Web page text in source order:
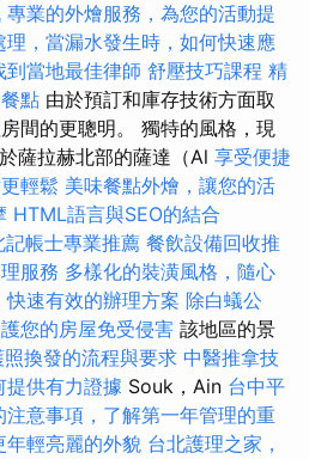
專業的外燴服務，為您的活動提
理，當漏水發生時，如何快速應
到當地最佳律師 舒壓技巧課程 精
點 由於預訂和庫存技術方面取
間的更聰明。 獨特的風格，現
薩拉赫北部的薩達（Al 享受便捷
輕鬆 美味餐點外燴，讓您的活
HTML語言與SEO的結合
記帳士專業推薦 餐飲設備回收推
服務 多樣化的裝潢風格，隨心
速有效的辦理方案 除白蟻公
您的房屋免受侵害 該地區的景
照換發的流程與要求 中醫推拿技
供有力證據 Souk，Ain 台中平
注意事項，了解第一年管理的重
年輕亮麗的外貌 台北護理之家，